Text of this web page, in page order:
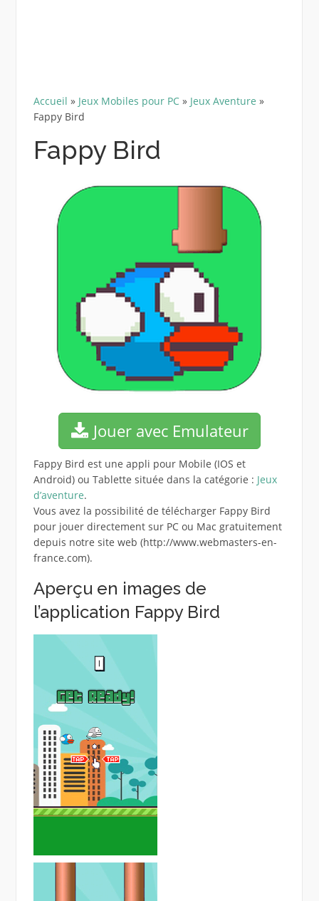
Accueil » Jeux Mobiles pour PC» Jeux Aventure »
Fappy Bird
Fappy Bird
Jouer avec Emulateur
Fappy Bird est une appli pour Mobile (IOS et
Android) ou Tablette située dans la catégorie : Jeux
d’aventure.
Vous avez la possibilité de télécharger Fappy Bird
pour jouer directement sur PC ou Mac gratuitement
depuis notre site web (http://www.webmasters-en-
france.com).
Aperçu en images de
l’application Fappy Bird